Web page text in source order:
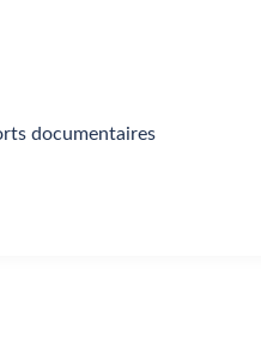
documentaires